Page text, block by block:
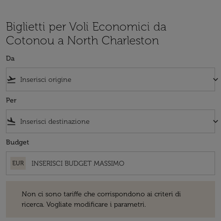
Biglietti per Voli Economici da
Cotonou a North Charleston
Da
flight_takeoff keyboard_arrow_down
Per
flight_land keyboard_arrow_down
Budget
EUR
Non ci sono tariffe che corrispondono ai criteri di
ricerca. Vogliate modificare i parametri.